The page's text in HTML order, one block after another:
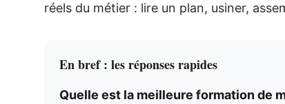
réels du métier : lire un plan, usiner,
En bref : les réponses rapides
Quelle est la meilleure formation de